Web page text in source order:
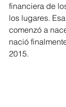
financiera de
los lugares.
comenzó a
nació
2015.